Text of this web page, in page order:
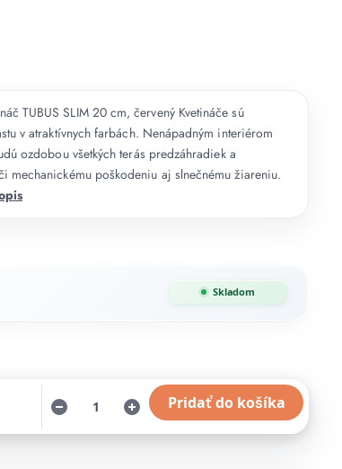
TUBUS SLIM 20 cm, červený Kvetináče sú
v atraktívnych farbách. Nenápadným interiérom
ozdobou všetkých terás predzáhradiek a
mechanickému poškodeniu aj slnečnému žiareniu.
Skladom
Pridať do košíka